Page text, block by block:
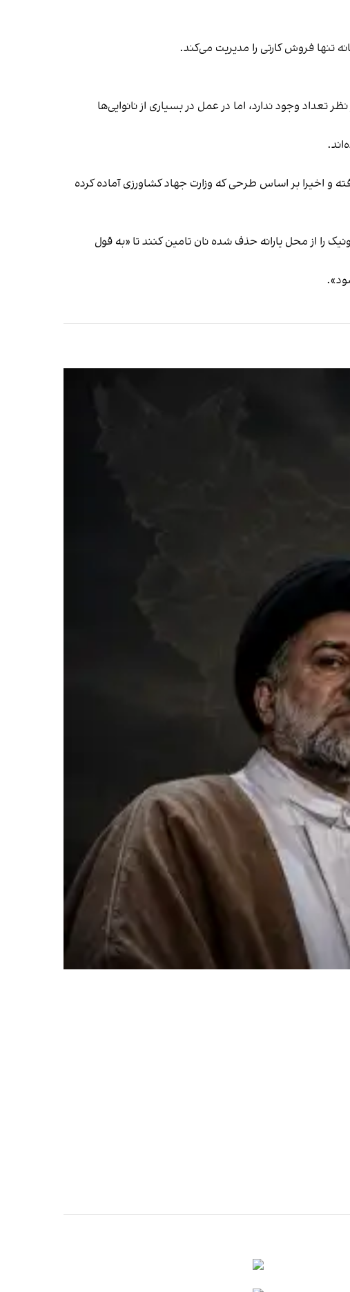
تنها فروش کارتی را مدیریت می‌کند.
تعداد وجود ندارد، اما در عمل در بسیاری از نانوایی‌ها
و اخیرا بر اساس طرحی که وزارت جهاد کشاورزی آماده کرده
را از محل یارانه حذف شده نان تامین کنند تا «به قول